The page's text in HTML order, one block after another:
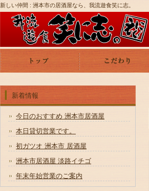
新しい仲間 : 洲本市の居酒屋なら、我流遊食笑に志。
新着情報
今日のおすすめ 洲本市居酒屋
本日貸切営業です。
初ガツオ 洲本市 居酒屋
洲本市居酒屋 淡路イチゴ
年末年始営業のご案内